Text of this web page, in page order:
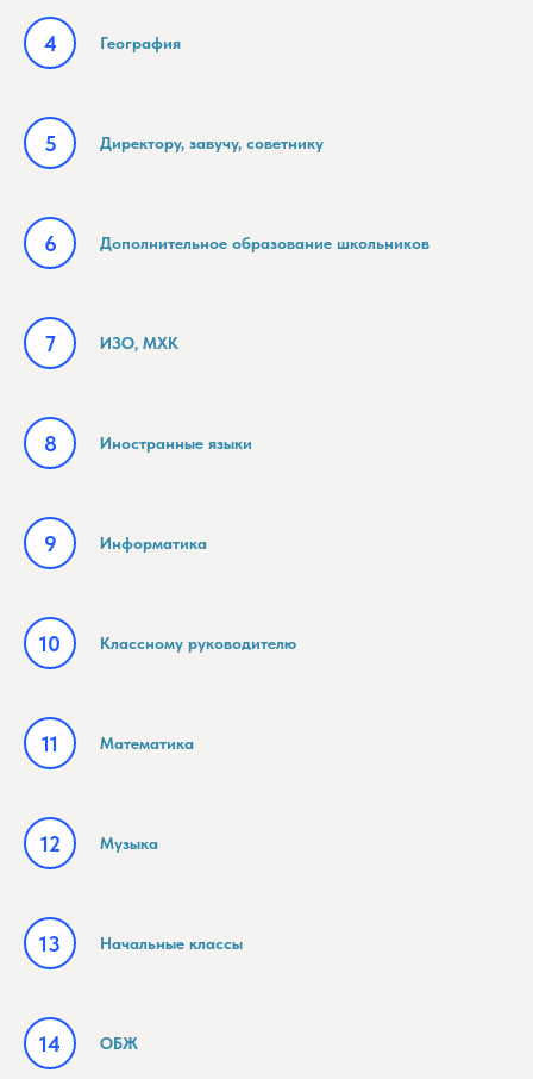
География
Директору, завучу, советнику
Дополнительное образование школьников
ИЗО, МХК
Иностранные языки
Информатика
Классному руководителю
Математика
Музыка
Начальные классы
ОБЖ